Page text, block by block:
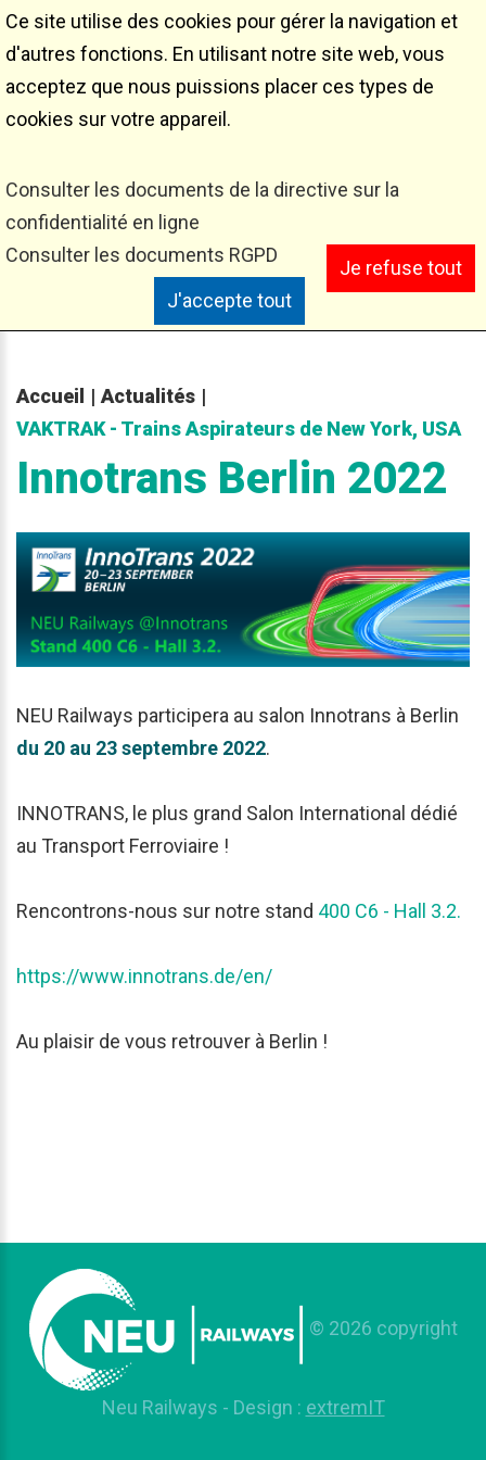
Accueil | Actualités |
VAKTRAK - Trains Aspirateurs de New York, USA
Innotrans Berlin 2022
NEU Railways participera au salon Innotrans à Berlin
du 20 au 23 septembre 2022.
INNOTRANS, le plus grand Salon International dédié
au Transport Ferroviaire !
Rencontrons-nous sur notre stand 400 C6 - Hall 3.2.
https://www.innotrans.de/en/
Au plaisir de vous retrouver à Berlin !
© 2026 copyright
Neu Railways - Design : extremIT
Ce site utilise des cookies pour gérer la navigation et
d'autres fonctions. En utilisant notre site web, vous
acceptez que nous puissions placer ces types de
cookies sur votre appareil.
Consulter les documents de la directive sur la
confidentialité en ligne
Consulter les documents RGPD
Je refuse tout
J'accepte tout
Innotrans Berlin 2022